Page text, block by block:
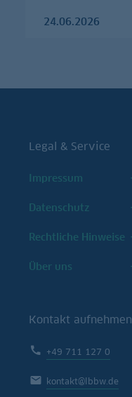
24.06.2026
Legal & Service
Impressum
Datenschutz
Rechtliche Hinweise
Über uns
Kontakt aufnehmen
+49 711 127 0
kontakt@lbbw.de